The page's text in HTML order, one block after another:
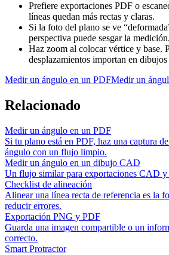
Prefiere exportaciones PDF o
líneas quedan más rectas y claras.
Si la foto del plano se ve
perspectiva puede sesgar la medición.
Haz zoom al colocar vértice y base.
desplazamientos importan en dibujos
Medir un ángulo en un PDFMedir un
Relacionado
Medir un ángulo en un PDF
Si tu plano está en PDF, haz una captura
ángulo con un flujo limpio.
Medir un ángulo en un dibujo CAD
Un flujo similar para exportaciones CAD y
Checklist de alineación
Alinear una línea recta de referencia es la
reducir errores.
Exportación PNG y PDF
Guarda una imagen compartible o un
correcto.
Smart Protractor